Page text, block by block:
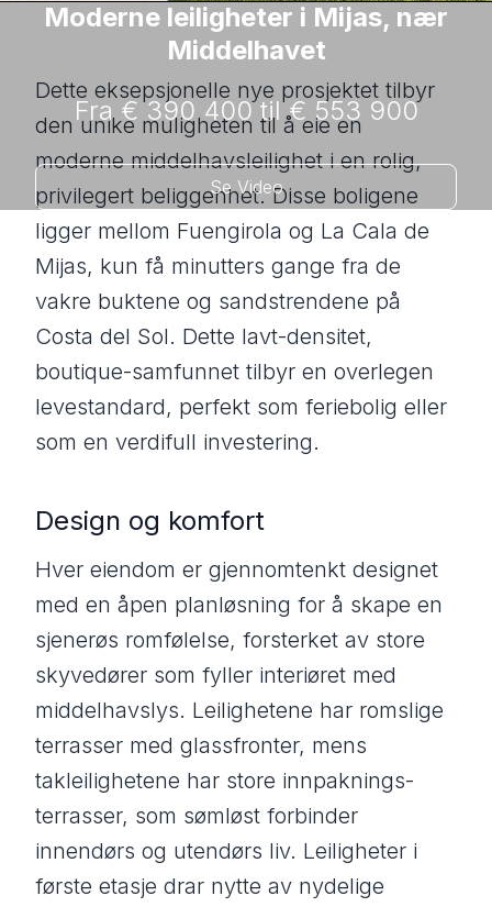
Moderne leiligheter i Mijas, nær
Middelhavet
Fra € 390 400 til € 553 900
Se Video
Dette eksepsjonelle nye prosjektet tilbyr
den unike muligheten til å eie en
moderne middelhavsleilighet i en rolig,
privilegert beliggenhet. Disse boligene
ligger mellom Fuengirola og La Cala de
Mijas, kun få minutters gange fra de
vakre buktene og sandstrendene på
Costa del Sol. Dette lavt-densitet,
boutique-samfunnet tilbyr en overlegen
levestandard, perfekt som feriebolig eller
som en verdifull investering.
Design og komfort
Hver eiendom er gjennomtenkt designet
med en åpen planløsning for å skape en
sjenerøs romfølelse, forsterket av store
skyvedører som fyller interiøret med
middelhavslys. Leilighetene har romslige
terrasser med glassfronter, mens
takleilighetene har store innpaknings-
terrasser, som sømløst forbinder
innendørs og utendørs liv. Leiligheter i
første etasje drar nytte av nydelige